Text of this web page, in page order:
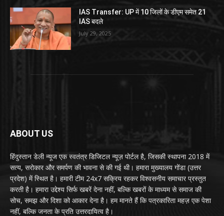
IAS Transfer: UP में 10 जिलों के डीएम समेत 21
IAS बदले
July 29, 2025
ABOUT US
हिंदुस्तान डेली न्यूज एक स्वतंत्र डिजिटल न्यूज़ पोर्टल है, जिसकी स्थापना 2018 में
सत्य, सरोकार और समर्पण की भावना से की गई थी। हमारा मुख्यालय गोंडा (उत्तर
प्रदेश) में स्थित है। हमारी टीम 24x7 सक्रिय रहकर विश्वसनीय समाचार प्रस्तुत
करती है। हमारा उद्देश्य सिर्फ खबरें देना नहीं, बल्कि खबरों के माध्यम से समाज की
सोच, समझ और दिशा को आकार देना है। हम मानते हैं कि पत्रकारिता महज़ एक पेशा
नहीं, बल्कि जनता के प्रति उत्तरदायित्व है।